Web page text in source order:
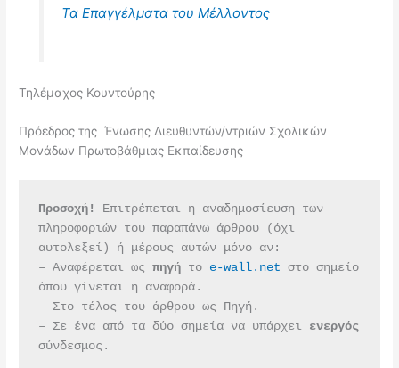
Τα Επαγγέλματα του Μέλλοντος
Τηλέμαχος Κουντούρης
Πρόεδρος της Ένωσης Διευθυντών/ντριών Σχολικών
Μονάδων Πρωτοβάθμιας Εκπαίδευσης
Προσοχή!
Επιτρέπεται η αναδημοσίευση των
πληροφοριών του παραπάνω άρθρου (όχι
αυτολεξεί) ή μέρους αυτών μόνο αν:
– Αναφέρεται ως πηγή το e-wall.net στο σημείο
όπου γίνεται η αναφορά.
– Στο τέλος του άρθρου ως Πηγή.
– Σε ένα από τα δύο σημεία να υπάρχει
ενεργός
σύνδεσμος.